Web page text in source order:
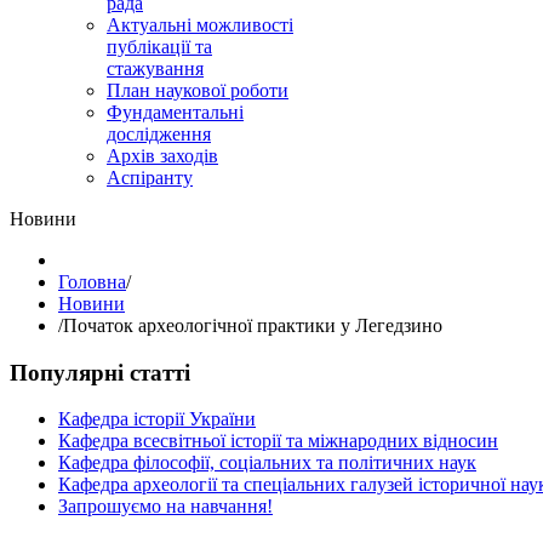
Актуальні можливості
публікації та
стажування
План наукової роботи
Фундаментальні
дослідження
Архів заходів
Аспіранту
Hовини
Головна/
Hовини
/Початок археологічної практики у Легедзино
Популярні статті
Кафедра історії України
Кафедра всесвітньої історії та міжнародних відносин
Кафедра філософії, соціальних та політичних наук
Кафедра археології та спеціальних галузей історичної
Запрошуємо на навчання!